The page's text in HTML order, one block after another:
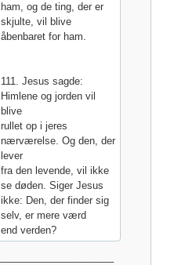
ham, og de ting, der er
skjulte, vil blive
åbenbaret for ham.
111. Jesus sagde:
Himlene og jorden vil
blive
rullet op i jeres
nærværelse. Og den, der
lever
fra den levende, vil ikke
se døden. Siger Jesus
ikke: Den, der finder sig
selv, er mere værd
end verden?